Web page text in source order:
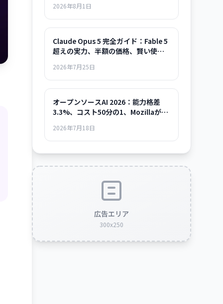
2026年8月1日
Claude Opus 5 完全ガイド：Fable 5
超えの実力、半額の価格、賢い使い
2026年7月25日
オープンソースAI 2026：能力格差
3.3%、コスト50分の1、Mozillaが示
2026年7月18日
広告エリア
300x250